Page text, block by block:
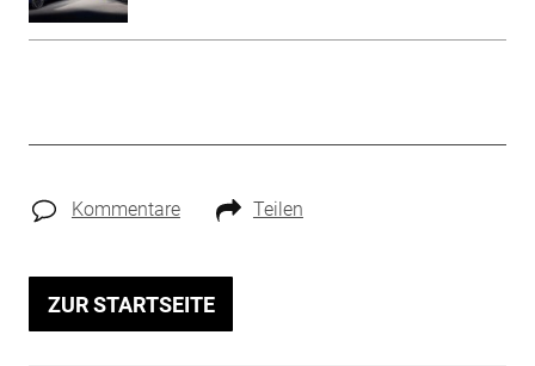
Kommentare Teilen
ZUR STARTSEITE